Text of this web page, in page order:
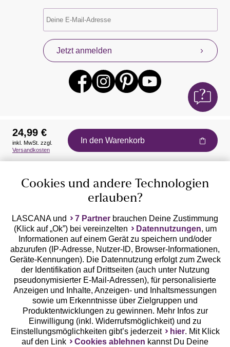
Jetzt anmelden
Auszeichnungen
Geprüfte Sicherheit
Unsere Apps
24,99 €
inkl. MwSt. zzgl.
Versandkosten
In den Warenkorb
Cookies und andere Technologien
erlauben?
LASCANA und 7 Partner brauchen Deine Zustimmung
(Klick auf „Ok”) bei vereinzelten
Datennutzungen, um
Informationen auf einem Gerät zu speichern und/oder
abzurufen (IP-Adresse, Nutzer-ID, Browser-Informationen,
Geräte-Kennungen). Die Datennutzung erfolgt zum Zweck
der Identifikation auf Drittseiten (auch unter Nutzung
pseudonymisierter E-Mail-Adressen), für personalisierte
Anzeigen und Inhalte, Anzeigen- und Inhaltsmessungen
sowie um Erkenntnisse über Zielgruppen und
Produktentwicklungen zu gewinnen. Mehr Infos zur
Einwilligung (inkl. Widerrufsmöglichkeit) und zu
Einstellungsmöglichkeiten gibt’s jederzeit
hier. Mit Klick
auf den Link
Cookies ablehnen kannst Du Deine